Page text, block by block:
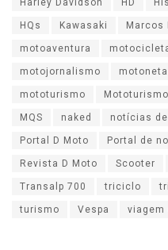
Harley Davidson HD
HQs Kawasaki Marcos
motoaventura
motojornalismo motoneta
mototurismo
MQS naked notícias
Portal D Moto Portal de
Revista D Moto Scooter
Transalp 700 triciclo
turismo Vespa viagem